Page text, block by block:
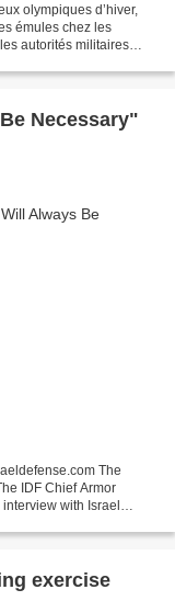
olympiques d’hiver,
émules chez les
autorités militaires
Necessary"
The
IDF Chief Armor
with Israel
exercise